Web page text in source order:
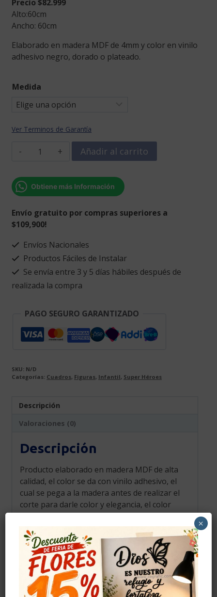
Precio $82.999
Alto:60cm
Ancho: 60cm
Elaborado en madera MDF de 4mm y color en vinilo
adhesivo negro, dorado o plateado.
Medida
Ver Terminos de Garantía
Cuadro
gotica
cantidad
Añadir al carrito
Obtiene más Información
Envío gratuito por compras superiores a
$109,900!
Envíos Nacionales
Productos Fáciles de Instalar
Se envía entre 3 y 5 días hábiles después de
realizada la compra
PAGO SEGURO GARANTIZADO
SKU: N/D
Categorías: Cuadros, Figuras, Infantil, Super Héroes
Descripción
Valoraciones (0)
Descripción
Producto elaborado en madera MDF de alta
calidad, el color se da con vinilo adhesivo, el
cual se pega a la madera antes de realizar el
corte para darle color y elegancia, el color
mostrado en la fotografía es una
aproximación al tono real.
Cuidados
Evitar golpes.
Limpiar con alcohol solo la parte del adhesivo.
Evitar la humedad.
×